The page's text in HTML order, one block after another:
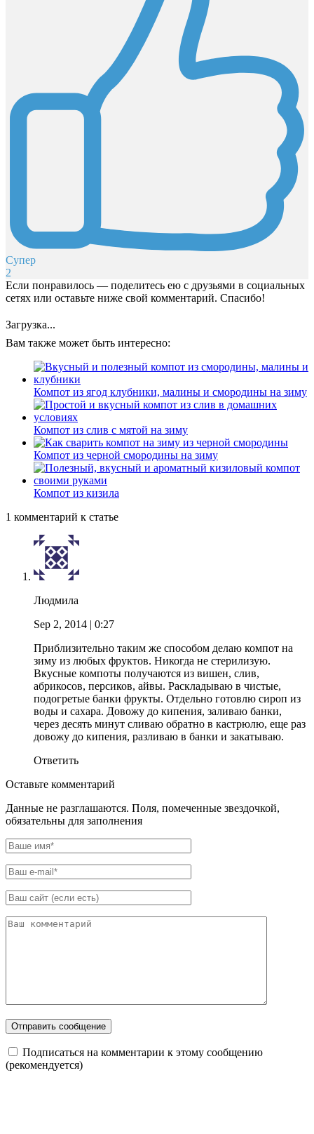
Супер
2
Если понравилось — поделитесь ею с друзьями в социальных
сетях или оставьте ниже свой комментарий. Спасибо!
Загрузка...
Вам также может быть интересно:
Компот из ягод клубники, малины и смородины на зиму
Компот из слив с мятой на зиму
Компот из черной смородины на зиму
Компот из кизила
1 комментарий к статье
Людмила
Sep 2, 2014 | 0:27
Приблизительно таким же способом делаю компот на
зиму из любых фруктов. Никогда не стерилизую.
Вкусные компоты получаются из вишен, слив,
абрикосов, персиков, айвы. Раскладываю в чистые,
подогретые банки фрукты. Отдельно готовлю сироп из
воды и сахара. Довожу до кипения, заливаю банки,
через десять минут сливаю обратно в кастрюлю, еще раз
довожу до кипения, разливаю в банки и закатываю.
Ответить
Оставьте комментарий
Данные не разглашаются. Поля, помеченные звездочкой,
обязательны для заполнения
Подписаться на комментарии к этому сообщению
(рекомендуется)